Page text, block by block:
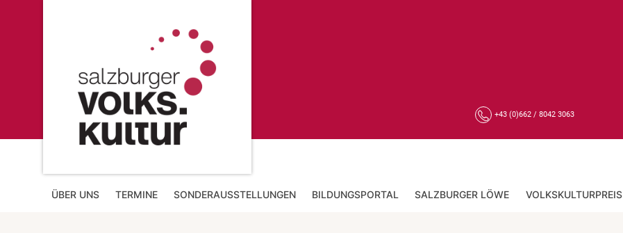
+43 (0)662 / 8042 3063
ÜBER UNS TERMINE SONDERAUSSTELLUNGEN BILDUNGSPORTAL SALZBURGER LÖWE VOLKSKULTURPREIS